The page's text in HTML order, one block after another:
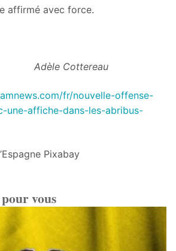
affirmé avec force.
fr/nouvelle-offense-
une-affiche-dans-les-abribus-
Pixabay
vous